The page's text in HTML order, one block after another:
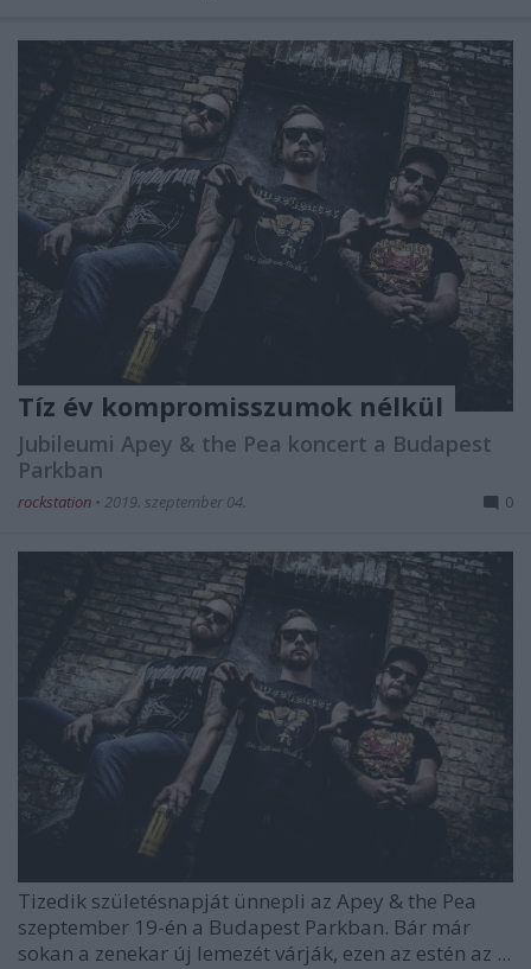
Tíz év kompromisszumok nélkül
Jubileumi Apey & the Pea koncert a Budapest
Parkban
rockstation • 2019. szeptember 04. 0
Tizedik születésnapját ünnepli az Apey & the Pea
szeptember 19-én a Budapest Parkban. Bár már
sokan a zenekar új lemezét várják, ezen az estén az ...